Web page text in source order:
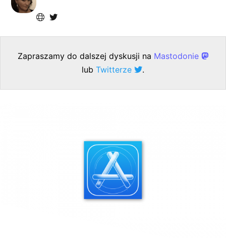
Zapraszamy do dalszej dyskusji na Mastodonie
lub Twitterze .